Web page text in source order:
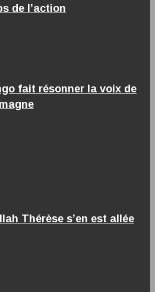
de l’action
fait résonner la voix de
Thérèse s’en est allée